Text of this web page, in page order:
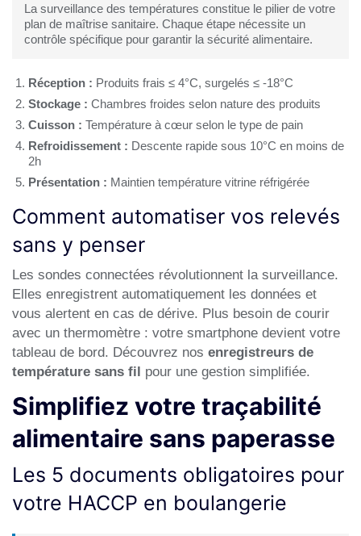
La surveillance des températures constitue le pilier de votre
plan de maîtrise sanitaire. Chaque étape nécessite un
contrôle spécifique pour garantir la sécurité alimentaire.
Réception : Produits frais ≤ 4°C, surgelés ≤ -18°C
Stockage : Chambres froides selon nature des produits
Cuisson : Température à cœur selon le type de pain
Refroidissement : Descente rapide sous 10°C en moins de
2h
Présentation : Maintien température vitrine réfrigérée
Comment automatiser vos relevés
sans y penser
Les sondes connectées révolutionnent la surveillance.
Elles enregistrent automatiquement les données et
vous alertent en cas de dérive. Plus besoin de courir
avec un thermomètre : votre smartphone devient votre
tableau de bord. Découvrez nos enregistreurs de
température sans fil pour une gestion simplifiée.
Simplifiez votre traçabilité
alimentaire sans paperasse
Les 5 documents obligatoires pour
votre HACCP en boulangerie